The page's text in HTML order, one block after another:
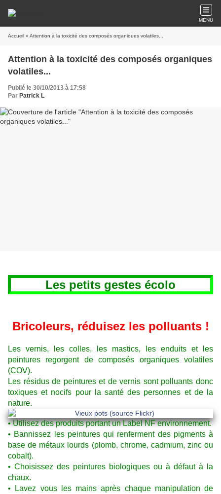
MENU
Accueil » Attention à la toxicité des composés organiques volatiles...
Attention à la toxicité des composés organiques
volatiles...
Publié le 30/10/2013 à 17:58
Par Patrick L
Les petits gestes écolo
Bricoleurs, réduisez les polluants !
Les vernis, les colles, les mastics, les enduits et les
peintures regorgent de composés organiques volatiles
(COV).
Les résidus de peintures et de vernis sont polluants donc
toxiques et nocifs pour la santé des personnes et de la
nature.
• Utilisez des produits portant un Label NF environnement.
• Bannissez les peintures qui renferment des pigments à
base de métaux lourds (plomb, chrome, cadmium, zinc ou
cobalt).
• Choisissez des peintures biologiques ou à défaut à la
chaux.
• Lavez vous les mains après chaque manipulation de